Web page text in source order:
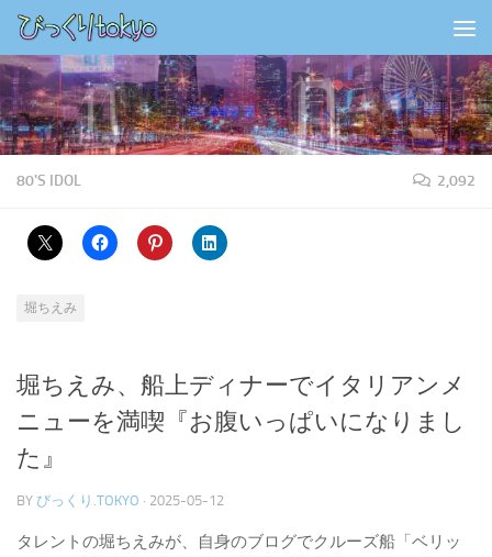
コンテンツの下
80'S IDOL 2,092
堀ちえみ
堀ちえみ、船上ディナーでイタリアンメ
ニューを満喫『お腹いっぱいになりまし
た』
BY びっくり.TOKYO · 2025-05-12
タレントの堀ちえみが、自身のブログでクルーズ船「ベリッ